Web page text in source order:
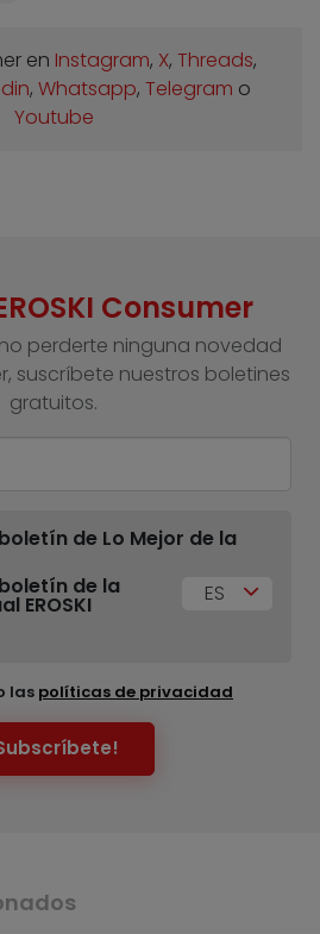
en Instagram, X, Threads,
, Whatsapp, Telegram o
Youtube
Consumer
perderte ninguna novedad
suscríbete nuestros boletines
gratuitos.
de Lo Mejor de la
de la
EROSKI ES
las políticas de privacidad